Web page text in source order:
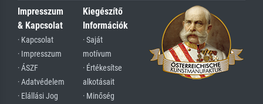
Impresszum
& Kapcsolat
· Kapcsolat
· Impresszum
· ÁSZF
· Adatvédelem
· Elállási Jog
Kiegészítő
Információk
· Saját
motívum
· Értékesítse
alkotásait
· Minőség